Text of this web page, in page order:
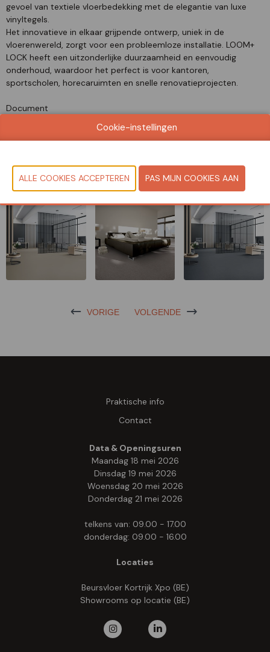
gevoel van textiele vloerbedekking met de elegantie van luxe
vinyltegels.
Het innovatieve in elkaar grijpende ontwerp, uniek in de
vloerenwereld, zorgt voor een probleemloze installatie. LOOM+
LOCK heeft een uitzonderlijke duurzaamheid en eenvoudig
onderhoud, waardoor het perfect is voor kantoren,
sportscholen, horecaruimten en snelle renovatieprojecten.
Document
CONTACTEER ONS!
VORIGE VOLGENDE
Praktische info
Contact
Data & Openingsuren
Maandag 18 mei 2026
Dinsdag 19 mei 2026
Woensdag 20 mei 2026
Donderdag 21 mei 2026
telkens van: 09.00 - 17.00
donderdag: 09.00 - 16.00
Locaties
Beursvloer Kortrijk Xpo (BE)
Showrooms op locatie (BE)
Cookie-instellingen